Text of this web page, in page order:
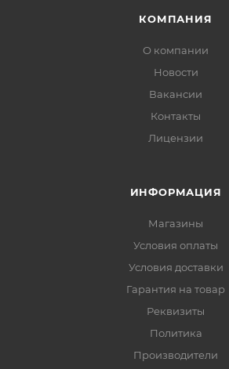
КОМПАНИЯ
О компании
Новости
Вакансии
Контакты
Лицензии
ИНФОРМАЦИЯ
Магазины
Условия оплаты
Условия доставки
Гарантия на товар
Реквизиты
Политика
Производители